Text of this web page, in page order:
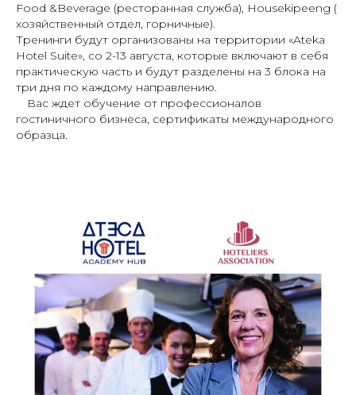
Food &Beverage (ресторанная служба), Housekipeeng (
хозяйственный отдел, горничные).
Тренинги будут организованы на территории «Ateka
Hotel Suite», со 2-13 августа, которые включают в себя
практическую часть и будут разделены на 3 блока на
три дня по каждому направлению.
⠀ Вас ждет обучение от профессионалов
гостиничного бизнеса, сертификаты международного
образца.